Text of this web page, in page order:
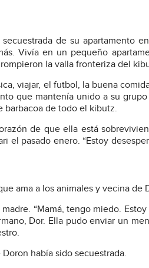
de su apartamento
Vivía en un pequeño
la valla fronteriza del
viajar, el futbol, la buena
que mantenía unido a su
barbacoa de todo el kibutz.
de que ella está
el pasado enero. “Estoy
ama a los animales y vecina de
“Mamá, tengo miedo.
Dor. Ella pudo enviar un
había sido secuestrada.